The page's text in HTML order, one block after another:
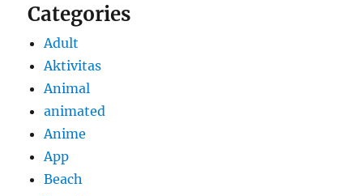
Categories
Adult
Aktivitas
Animal
animated
Anime
App
Beach